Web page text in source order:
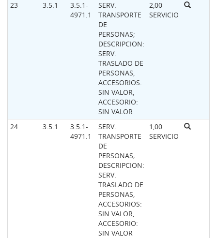
23 3.5.1
3.5.1-
4971.1
SERV.
TRANSPORTE
DE
PERSONAS;
DESCRIPCION:
SERV.
TRASLADO DE
PERSONAS,
ACCESORIOS:
SIN VALOR,
ACCESORIO:
SIN VALOR
2,00
SERVICIO
24 3.5.1
3.5.1-
4971.1
SERV.
TRANSPORTE
DE
PERSONAS;
DESCRIPCION:
SERV.
TRASLADO DE
PERSONAS,
ACCESORIOS:
SIN VALOR,
ACCESORIO:
SIN VALOR
1,00
SERVICIO